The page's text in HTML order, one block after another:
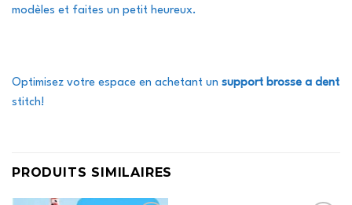
modèles et faites un petit heureux.
Optimisez votre espace en achetant un support brosse a dent
stitch!
PRODUITS SIMILAIRES